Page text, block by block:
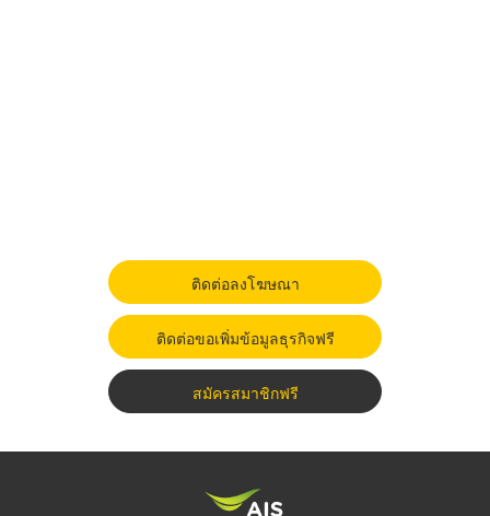
ติดต่อลงโฆษณา
ติดต่อขอเพิ่มข้อมูลธุรกิจฟรี
สมัครสมาชิกฟรี